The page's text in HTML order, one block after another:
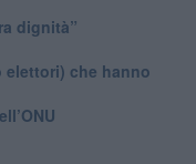
dignità”
che hanno